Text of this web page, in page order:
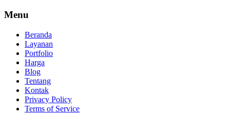
Menu
Beranda
Layanan
Portfolio
Harga
Blog
Tentang
Kontak
Privacy Policy
Terms of Service